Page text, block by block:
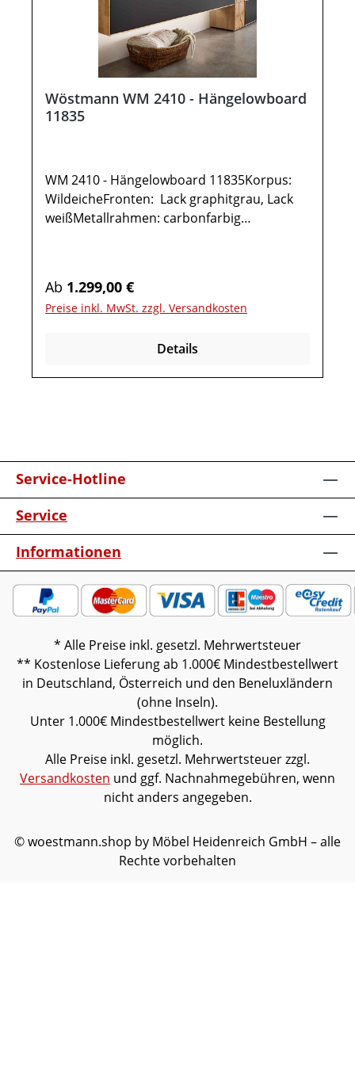
Wöstmann WM 2410 - Hängelowboard
11835
WM 2410 - Hängelowboard 11835Korpus:
WildeicheFronten: Lack graphitgrau, Lack
weißMetallrahmen: carbonfarbig
AufstellerKabelausfräsungUnterboden-
Beleuchtung inkl. Funkdimmer Möbel ist
erforderlich sein).Farben können auf
Regulärer Preis:
Ab 1.299,00 €
Preise inkl. MwSt. zzgl. Versandkosten
Details
Service-Hotline
Service
Informationen
* Alle Preise inkl. gesetzl. Mehrwertsteuer
** Kostenlose Lieferung ab 1.000€ Mindestbestellwert
in Deutschland, Österreich und den Beneluxländern
(ohne Inseln).
Unter 1.000€ Mindestbestellwert keine Bestellung
möglich.
Alle Preise inkl. gesetzl. Mehrwertsteuer zzgl.
Versandkosten und ggf. Nachnahmegebühren, wenn
nicht anders angegeben.
© woestmann.shop by Möbel Heidenreich GmbH – alle
Rechte vorbehalten